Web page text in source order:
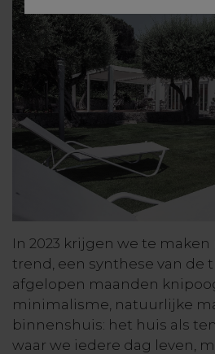
In 2023 krijgen we te
trend, een synthese van de
afgelopen maanden
minimalisme, natuurlijke
binnenshuis: het huis als
waar we iedere dag leven,